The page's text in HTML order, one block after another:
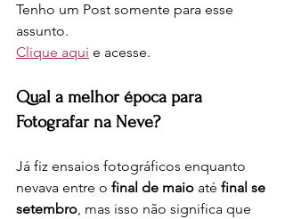
Tenho um Post somente para esse
assunto.
Clique aqui e acesse.
Qual a melhor época para
Fotografar na Neve?
Já fiz ensaios fotográficos enquanto
nevava entre o final de maio até final se
setembro, mas isso não significa que